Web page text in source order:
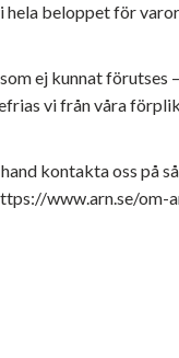
beloppet för
ej kunnat
vi från våra
kontakta oss på
www.arn.se/om-